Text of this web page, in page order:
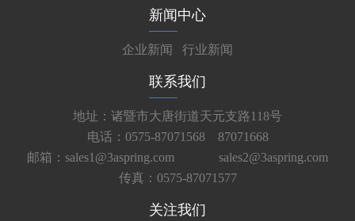
新闻中心
企业新闻 行业新闻
联系我们
地址：诸暨市大唐街道天元支路118号
电话：0575-87071568 87071668
邮箱：sales1@3aspring.com
sales2@3aspring.com
传真：0575-87071577
关注我们